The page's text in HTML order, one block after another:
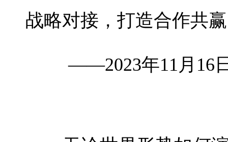
战略对接，打造合作共
——2023年11月16日